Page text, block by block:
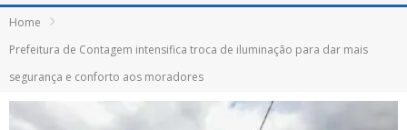
Home
Prefeitura de Contagem intensifica troca de iluminação para dar mais
segurança e conforto aos moradores